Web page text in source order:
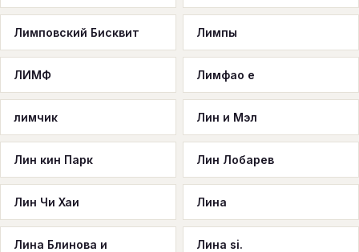
Лимповский Бисквит Лимпы
ЛИМФ Лимфао е
лимчик Лин и Мэл
Лин кин Парк Лин Лобарев
Лин Чи Хаи Лина
Лина Блинова и
Лина si.